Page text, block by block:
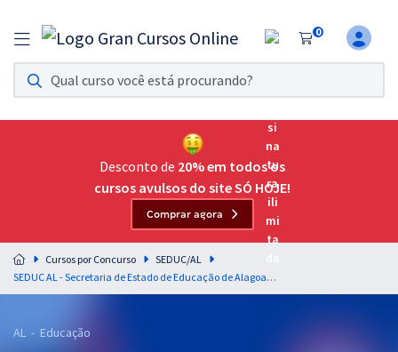
0
Assinatura Ilimitada 11
Acesso a todos os cursos. Teste grátis por 7 dias!
Assinatura OAB Até Passar
Acesso ilimitado a toda preparação para o Exame da
Residências Multiprofissionais
Preparação completa e intensiva para as principais
residências em saúde do Brasil
Desconto de 20% em todos os
cursos avulsos do site SÓ HOJE!
Comprar agora
Cursos por Concurso
SEDUC/AL
SEDUC AL - Secretaria de Estado de Educação de Alagoas - Professor - Disciplina 10: Língua Portuguesa (Pós-Edital)
AL - Educação